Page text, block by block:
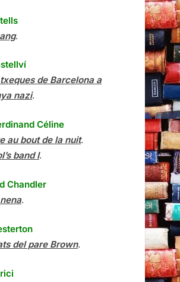
.
de Barcelona a
nazi.
Céline
au bout de la nuit.
band I.
Chandler
.
del pare Brown.